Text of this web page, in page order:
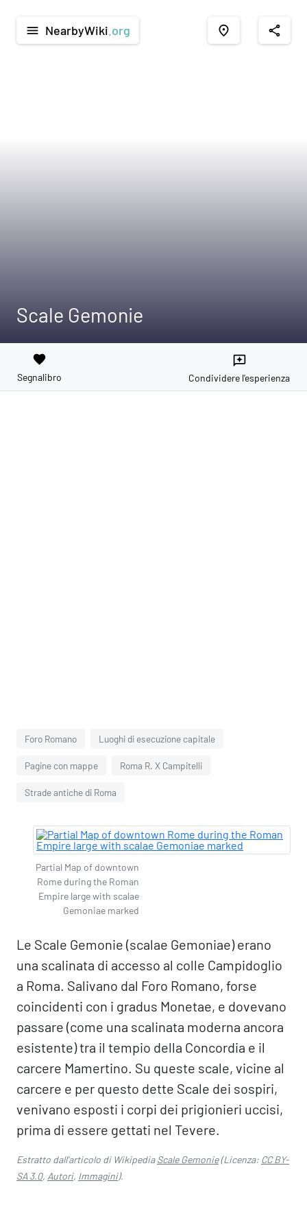
menu NearbyWiki .org place share
Scale Gemonie
favorite
Segnalibro
reviews
Condividere l'esperienza
Foro Romano Luoghi di esecuzione capitale
Pagine con mappe Roma R. X Campitelli
Strade antiche di Roma
Partial Map of downtown
Rome during the Roman
Empire large with scalae
Gemoniae marked
Le Scale Gemonie (scalae Gemoniae) erano
una scalinata di accesso al colle Campidoglio
a Roma. Salivano dal Foro Romano, forse
coincidenti con i gradus Monetae, e dovevano
passare (come una scalinata moderna ancora
esistente) tra il tempio della Concordia e il
carcere Mamertino. Su queste scale, vicine al
carcere e per questo dette Scale dei sospiri,
venivano esposti i corpi dei prigionieri uccisi,
prima di essere gettati nel Tevere.
Estratto dall'articolo di WikipediaScale Gemonie(Licenza: CC BY-
SA 3.0, Autori, Immagini).